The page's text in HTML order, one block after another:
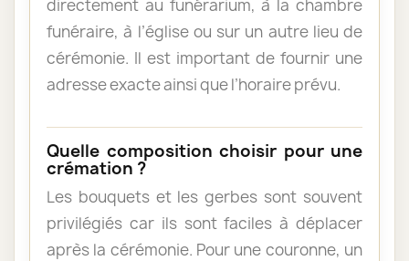
directement au funérarium, à la chambre
funéraire, à l’église ou sur un autre lieu de
cérémonie. Il est important de fournir une
adresse exacte ainsi que l’horaire prévu.
Quelle composition choisir pour une
crémation ?
Les bouquets et les gerbes sont souvent
privilégiés car ils sont faciles à déplacer
après la cérémonie. Pour une couronne, un